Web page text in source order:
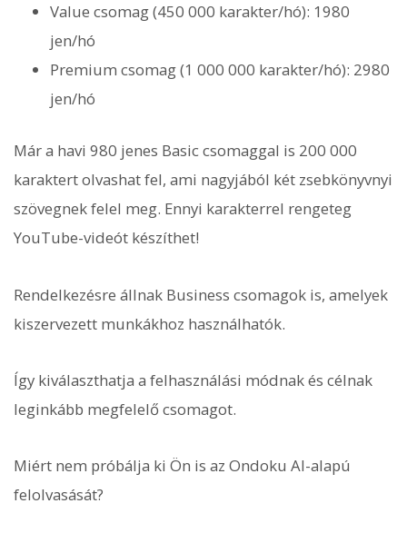
Value csomag (450 000 karakter/hó): 1980
jen/hó
Premium csomag (1 000 000 karakter/hó): 2980
jen/hó
Már a havi 980 jenes Basic csomaggal is 200 000
karaktert olvashat fel, ami nagyjából két zsebkönyvnyi
szövegnek felel meg. Ennyi karakterrel rengeteg
YouTube-videót készíthet!
Rendelkezésre állnak Business csomagok is, amelyek
kiszervezett munkákhoz használhatók.
Így kiválaszthatja a felhasználási módnak és célnak
leginkább megfelelő csomagot.
Miért nem próbálja ki Ön is az Ondoku AI-alapú
felolvasását?